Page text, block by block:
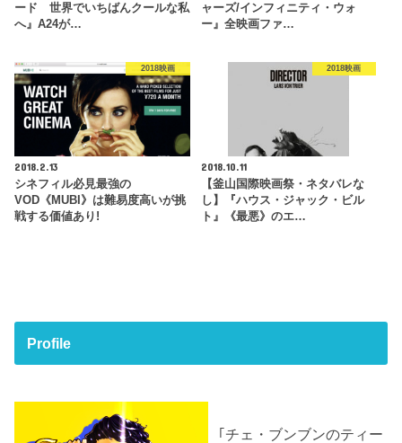
ード 世界でいちばんクールな私
へ』A24が…
ャーズ/インフィニティ・ウォ
ー』全映画ファ…
2018映画
2018.2.13
シネフィル必見最強の
VOD《MUBI》は難易度高いが挑
戦する価値あり!
2018映画
2018.10.11
【釜山国際映画祭・ネタバレな
し】『ハウス・ジャック・ビル
ト』《最悪》のエ…
Profile
｢チェ・ブンブンのティー